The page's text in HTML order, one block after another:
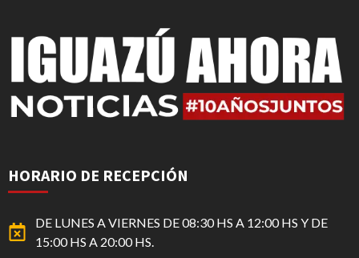
HORARIO DE RECEPCIÓN
DE LUNES A VIERNES DE 08:30 HS A 12:00 HS Y DE
15:00 HS A 20:00 HS.